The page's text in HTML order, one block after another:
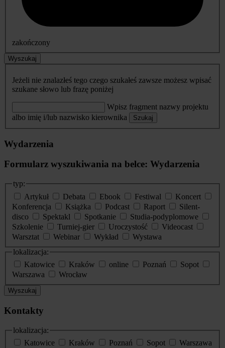
zakończony
Wyszukaj
Jeżeli nie znalazłeś tego czego szukałeś zawsze możesz wpisać
szukane słowo lub frazę poniżej
Wpisz fragment nazwy projektu
albo imię i/lub nazwisko kierownika
Szukaj
Wydarzenia
Formularz wyszukiwania na belce: Wydarzenia
typ:
Artykuł
Debata Ebook Festiwal
Koncert
Konferencja
Książka Podcast Raport
Silent-
disco
Spektakl Spotkanie
Studia-podyplomowe
Szkolenie
Turniej-gier Uroczystość
Videocast
Warsztat
Webinar Wykład
Wystawa
lokalizacja:
Katowice
Kraków online Poznań
Sopot
Warszawa
Wrocław
Wyszukaj
Kontakty
lokalizacja:
Katowice
Kraków Poznań Sopot
Warszawa